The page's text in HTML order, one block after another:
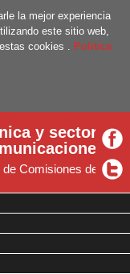
la mejor experiencia
este sitio web,
cookies . Politica
y sector
de Comisiones de